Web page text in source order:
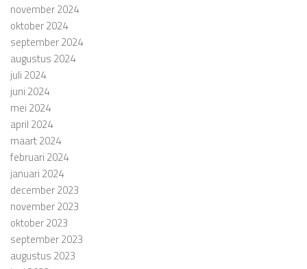
november 2024
oktober 2024
september 2024
augustus 2024
juli 2024
juni 2024
mei 2024
april 2024
maart 2024
februari 2024
januari 2024
december 2023
november 2023
oktober 2023
september 2023
augustus 2023